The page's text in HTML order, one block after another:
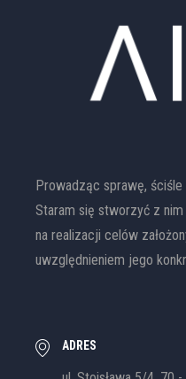
Prowadząc sprawę,
Staram się stworzyć z
na realizacji celów
uwzględnieniem jego
ADRES